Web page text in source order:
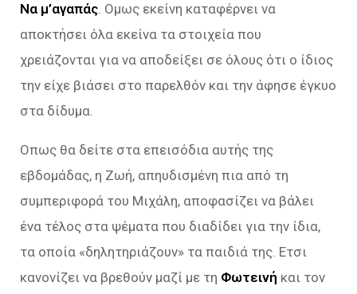
Να μ’αγαπάς. Ομως εκείνη καταφέρνει να
αποκτήσει όλα εκείνα τα στοιχεία που
χρειάζονται για να αποδείξει σε όλους ότι ο ίδιος
την είχε βιάσει στο παρελθόν και την άφησε έγκυο
στα δίδυμα.
Οπως θα δείτε στα επεισόδια αυτής της
εβδομάδας, η Ζωή, απηυδισμένη πια από τη
συμπεριφορά του Μιχάλη, αποφασίζει να βάλει
ένα τέλος στα ψέματα που διαδίδει για την ίδια,
τα οποία «δηλητηριάζουν» τα παιδιά της. Ετσι
κανονίζει να βρεθούν μαζί με τη Φωτεινή και τον